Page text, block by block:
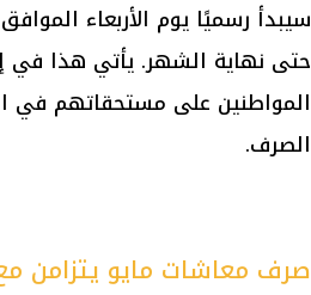
حتى نهاية الشهر. يأتي هذا
المواطنين على مستحقاتهم في
الصرف.
صرف معاشات مايو يتزامن